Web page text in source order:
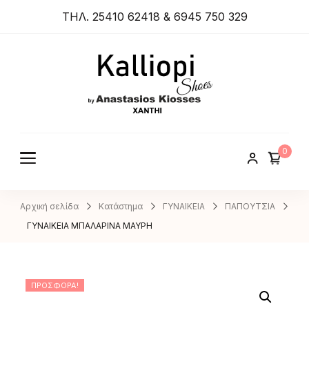
ΤΗΛ. 25410 62418 & 6945 750 329
KIOSSES
0
Αρχική σελίδα Κατάστημα ΓΥΝΑΙΚΕΙΑ
ΠΑΠΟΥΤΣΙΑ
ΓΥΝΑΙΚΕΙΑ ΜΠΑΛΑΡΙΝΑ ΜΑΥΡΗ
ΠΡΟΣΦΟΡΆ!